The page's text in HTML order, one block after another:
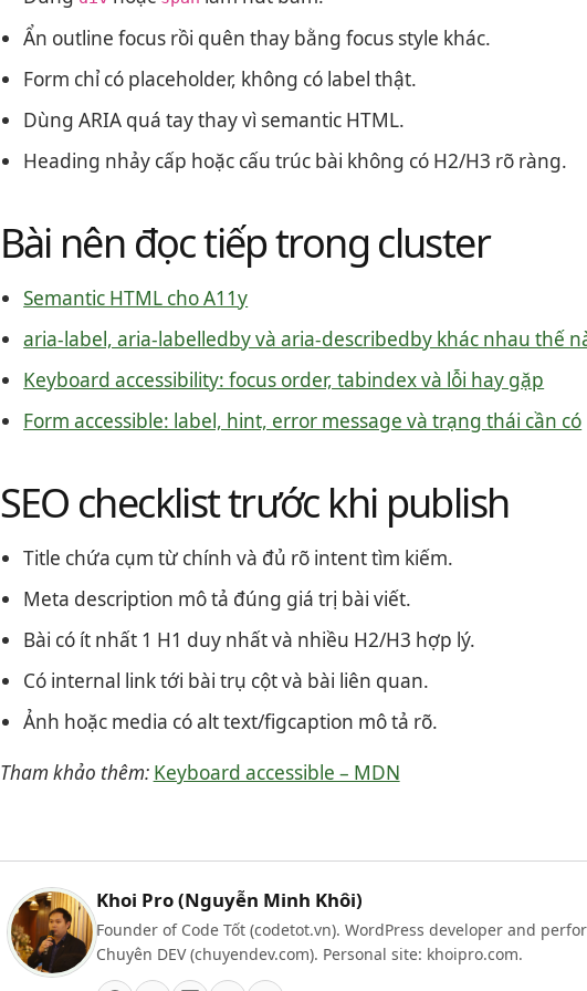
Ẩn outline focus rồi quên thay bằng focus style khác.
Form chỉ có placeholder, không có label thật.
Dùng ARIA quá tay thay vì semantic HTML.
Heading nhảy cấp hoặc cấu trúc bài không có H2/H3 rõ ràng.
Bài nên đọc tiếp trong cluster
Semantic HTML cho A11y
aria-label, aria-labelledby và aria-describedby khác nhau thế
Keyboard accessibility: focus order, tabindex và lỗi hay gặp
Form accessible: label, hint, error message và trạng thái cần có
SEO checklist trước khi publish
Title chứa cụm từ chính và đủ rõ intent tìm kiếm.
Meta description mô tả đúng giá trị bài viết.
Bài có ít nhất 1 H1 duy nhất và nhiều H2/H3 hợp lý.
Có internal link tới bài trụ cột và bài liên quan.
Ảnh hoặc media có alt text/figcaption mô tả rõ.
Tham khảo thêm: Keyboard accessible – MDN
Khoi Pro (Nguyễn Minh Khôi)
Founder of Code Tốt (codetot.vn). WordPress developer and
Chuyên DEV (chuyendev.com). Personal site: khoipro.com.